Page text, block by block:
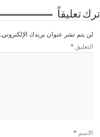
تعليقاً
لن يتم نشر عنوان بريدك الإلكتروني.
التعليق *
الاسم *